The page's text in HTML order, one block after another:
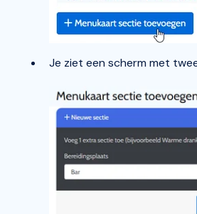
Je ziet een scherm met